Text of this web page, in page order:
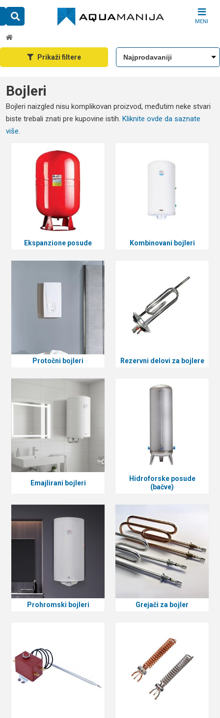
content
MENI
Prikaži filtere
Bojleri
Bojleri naizgled nisu komplikovan proizvod, međutim neke stvari
biste trebali znati pre kupovine istih. Kliknite ovde da saznate
više.
Ekspanzione posude Kombinovani bojleri
Protočni bojleri Rezervni delovi za bojlere
Emajlirani bojleri
Hidroforske posude
(bačve)
Prohromski bojleri Grejači za bojler